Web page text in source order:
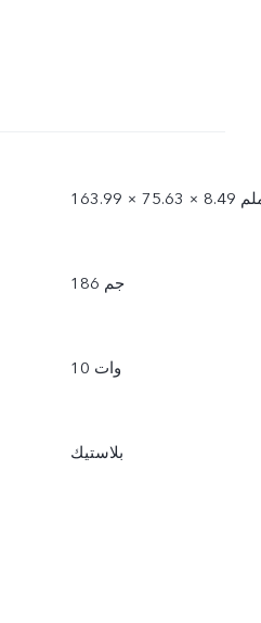
75.63 × 8.49 ملم
186 جم
10 وات
بلاستيك